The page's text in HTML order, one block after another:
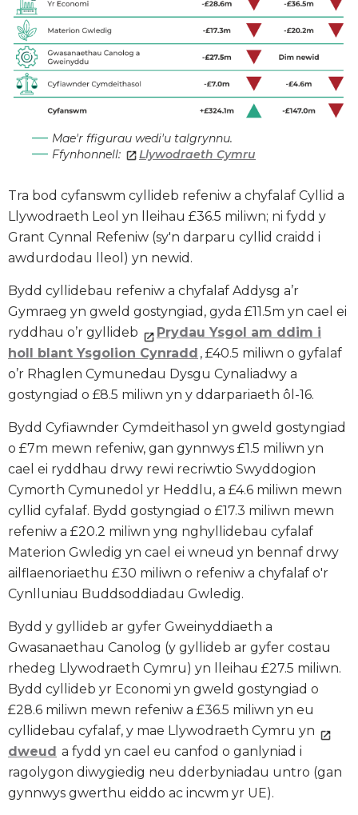
Mae'r ffigurau wedi'u talgrynnu.
Ffynhonnell:
Llywodraeth Cymru
Tra bod cyfanswm cyllideb refeniw a chyfalaf Cyllid a
Llywodraeth Leol yn lleihau £36.5 miliwn; ni fydd y
Grant Cynnal Refeniw (sy'n darparu cyllid craidd i
awdurdodau lleol) yn newid.
Bydd cyllidebau refeniw a chyfalaf Addysg a’r
Gymraeg yn gweld gostyngiad, gyda £11.5m yn cael ei
ryddhau o’r gyllideb
Prydau Ysgol am ddim i
holl blant Ysgolion Cynradd , £40.5 miliwn o gyfalaf
o’r Rhaglen Cymunedau Dysgu Cynaliadwy a
gostyngiad o £8.5 miliwn yn y ddarpariaeth ôl-16.
Bydd Cyfiawnder Cymdeithasol yn gweld gostyngiad
o £7m mewn refeniw, gan gynnwys £1.5 miliwn yn
cael ei ryddhau drwy rewi recriwtio Swyddogion
Cymorth Cymunedol yr Heddlu, a £4.6 miliwn mewn
cyllid cyfalaf. Bydd gostyngiad o £17.3 miliwn mewn
refeniw a £20.2 miliwn yng nghyllidebau cyfalaf
Materion Gwledig yn cael ei wneud yn bennaf drwy
ailflaenoriaethu £30 miliwn o refeniw a chyfalaf o'r
Cynlluniau Buddsoddiadau Gwledig.
Bydd y gyllideb ar gyfer Gweinyddiaeth a
Gwasanaethau Canolog (y gyllideb ar gyfer costau
rhedeg Llywodraeth Cymru) yn lleihau £27.5 miliwn.
Bydd cyllideb yr Economi yn gweld gostyngiad o
£28.6 miliwn mewn refeniw a £36.5 miliwn yn eu
cyllidebau cyfalaf, y mae Llywodraeth Cymru yn
dweud a fydd yn cael eu canfod o ganlyniad i
ragolygon diwygiedig neu dderbyniadau untro (gan
gynnwys gwerthu eiddo ac incwm yr UE).